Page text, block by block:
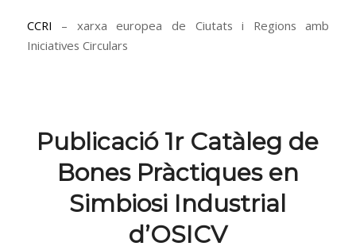
CCRI – xarxa europea de Ciutats i Regions amb
Iniciatives Circulars
Publicació 1r Catàleg de
Bones Pràctiques en
Simbiosi Industrial
d’OSICV